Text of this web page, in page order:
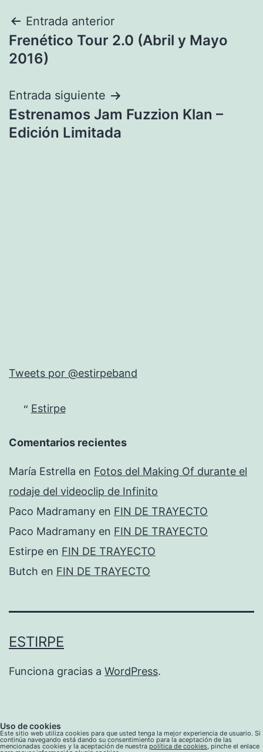
Navegación
de
Entrada anterior
Frenético Tour 2.0 (Abril y Mayo
2016)
Entrada siguiente
Estrenamos Jam Fuzzion Klan –
Edición Limitada
Tweets por @estirpeband
Estirpe
Comentarios recientes
María Estrella en Fotos del Making Of durante el
rodaje del videoclip de Infinito
Paco Madramany en FIN DE TRAYECTO
Paco Madramany en FIN DE TRAYECTO
Estirpe en FIN DE TRAYECTO
Butch en FIN DE TRAYECTO
ESTIRPE
Funciona gracias a WordPress.
Uso de cookies
Este sitio web utiliza cookies para que usted tenga la mejor experiencia de usuario. Si
continúa navegando está dando su consentimiento para la aceptación de las
mencionadas cookies y la aceptación de nuestra política de cookies, pinche el enlace